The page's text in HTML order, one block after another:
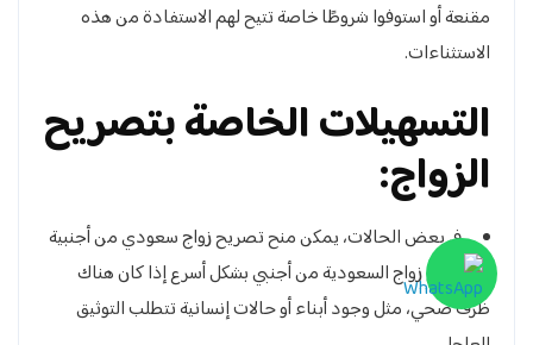
مقنعة أو استوفوا شروطًا خاصة تتيح لهم الاستفادة من هذه
الاستثناءات.
التسهيلات الخاصة بتصريح
الزواج:
في بعض الحالات، يمكن منح تصريح زواج سعودي من أجنبية
أو تصريح زواج السعودية من أجنبي بشكل أسرع إذا كان هناك
ظرف صحي، مثل وجود أبناء أو حالات إنسانية تتطلب التوثيق